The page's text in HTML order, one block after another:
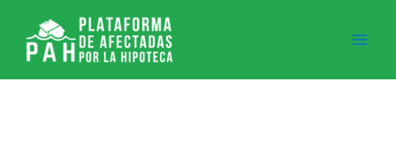
contenido